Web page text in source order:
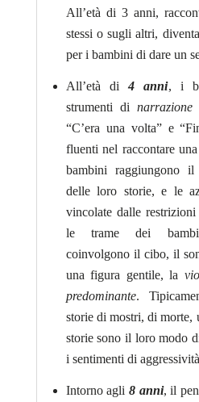
All’età di 3 anni,
stessi o sugli altri,
per i bambini di dare un
All’età di4 anni, i
strumenti di narrazione
“C’era una volta” e
fluenti nel raccontare
bambini raggiungono
delle loro storie, e le
vincolate dalle restrizioni
le trame dei
coinvolgono il cibo, il
una figura gentile, la
predominante.
storie di mostri, di morte,
storie sono il loro modo
i sentimenti di
Intorno agli 8 anni, il